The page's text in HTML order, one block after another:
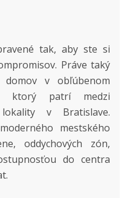
tak, aby ste si
Práve taký
v obľúbenom
ktorý patrí medzi
lokality v Bratislave.
mestského
oddychových zón,
do centra